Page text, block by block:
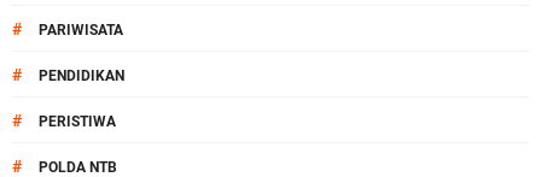
# PARIWISATA
# PENDIDIKAN
# PERISTIWA
# POLDA NTB